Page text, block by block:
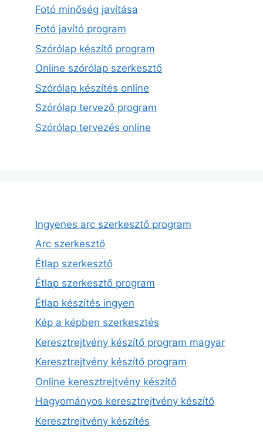
Fotó minőség javítása
Fotó javító program
Szórólap készítő program
Online szórólap szerkesztő
Szórólap készítés online
Szórólap tervező program
Szórólap tervezés online
Ingyenes arc szerkesztő program
Arc szerkesztő
Étlap szerkesztő
Étlap szerkesztő program
Étlap készítés ingyen
Kép a képben szerkesztés
Keresztrejtvény készítő program magyar
Keresztrejtvény készítő program
Online keresztrejtvény készítő
Hagyományos keresztrejtvény készítő
Keresztrejtvény készítés